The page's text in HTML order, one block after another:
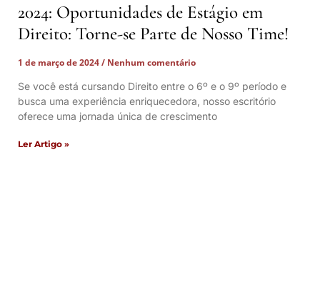
2024: Oportunidades de Estágio em
Direito: Torne-se Parte de Nosso Time!
1 de março de 2024
Nenhum comentário
Se você está cursando Direito entre o 6º e o 9º período e
busca uma experiência enriquecedora, nosso escritório
oferece uma jornada única de crescimento
Ler Artigo »